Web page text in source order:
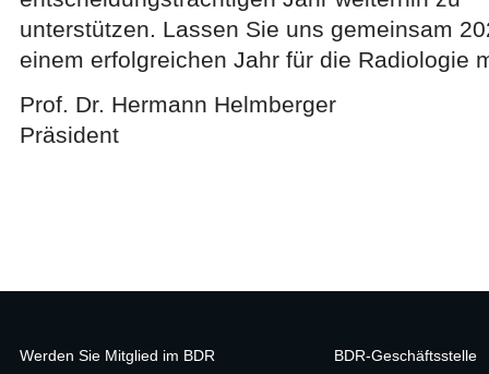
unterstützen. Lassen Sie uns gemeinsam
einem erfolgreichen Jahr für die Radiologie
Prof. Dr. Hermann Helmberger
Präsident
Werden Sie Mitglied im BDR BDR-Geschäftsstelle